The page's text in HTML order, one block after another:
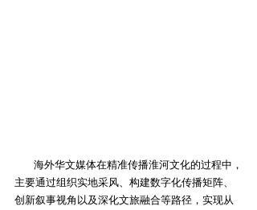
海外华文媒体在精准传播淮河文化的过程中，
主要通过组织实地采风、构建数字化传播矩阵、
创新叙事视角以及深化文旅融合等路径，实现从